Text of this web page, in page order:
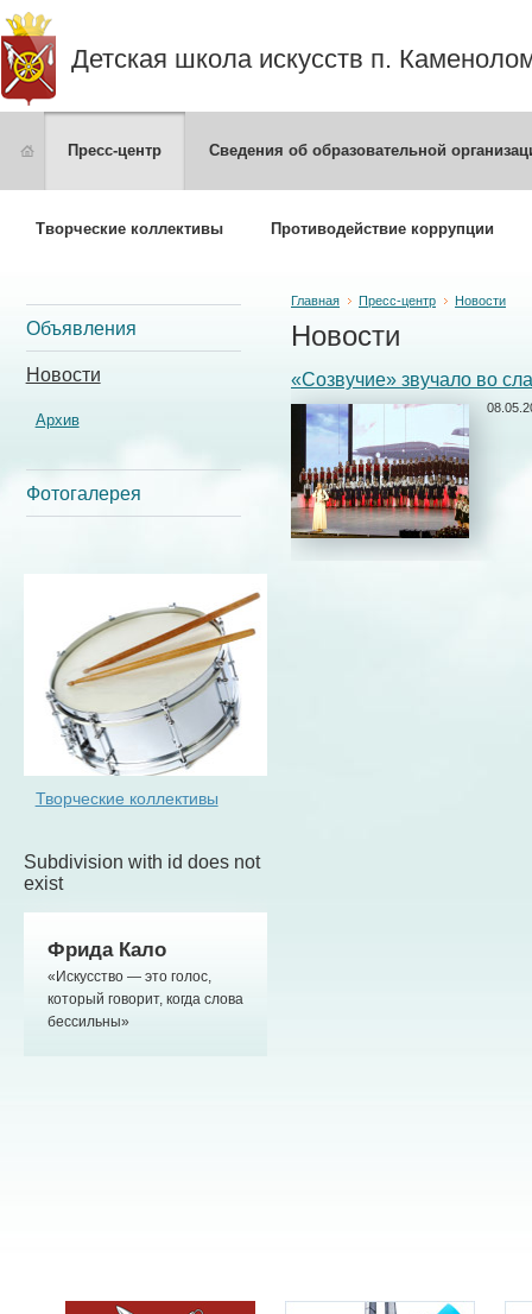
Детская школа искусств п.
Пресс-центр Сведения об образовательной
Творческие коллективы Противодействие коррупции
Объявления
Новости
Архив
Фотогалерея
Творческие коллективы
Subdivision with id does not
exist
Фрида Кало
«Искусство — это голос,
который говорит, когда слова
бессильны»
Главная Пресс-центр Новости
Новости
«Созвучие» звучало во